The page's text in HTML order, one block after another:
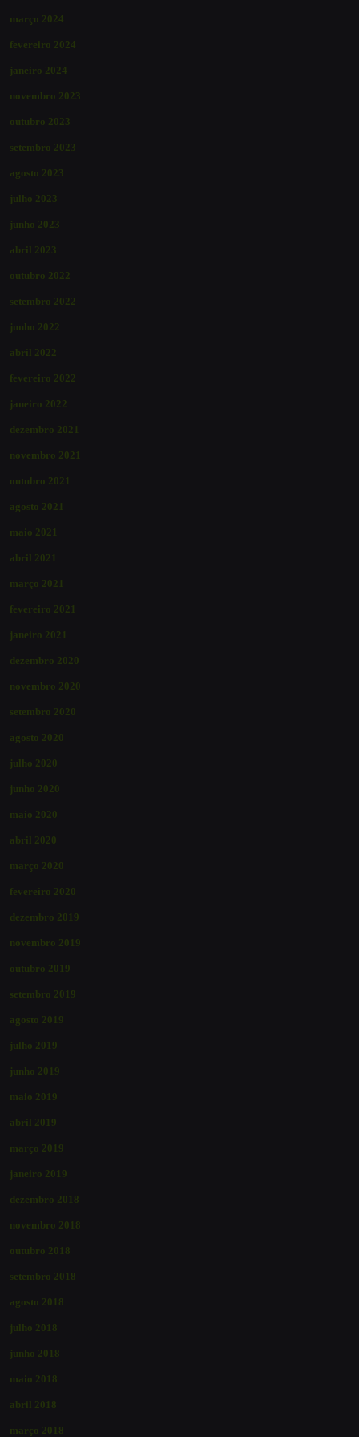
março 2024
fevereiro 2024
janeiro 2024
novembro 2023
outubro 2023
setembro 2023
agosto 2023
julho 2023
junho 2023
abril 2023
outubro 2022
setembro 2022
junho 2022
abril 2022
fevereiro 2022
janeiro 2022
dezembro 2021
novembro 2021
outubro 2021
agosto 2021
maio 2021
abril 2021
março 2021
fevereiro 2021
janeiro 2021
dezembro 2020
novembro 2020
setembro 2020
agosto 2020
julho 2020
junho 2020
maio 2020
abril 2020
março 2020
fevereiro 2020
dezembro 2019
novembro 2019
outubro 2019
setembro 2019
agosto 2019
julho 2019
junho 2019
maio 2019
abril 2019
março 2019
janeiro 2019
dezembro 2018
novembro 2018
outubro 2018
setembro 2018
agosto 2018
julho 2018
junho 2018
maio 2018
abril 2018
março 2018